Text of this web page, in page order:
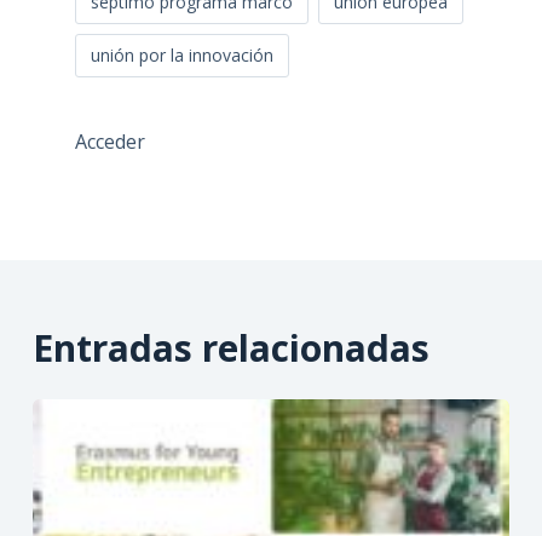
unión por la innovación
Acceder
Entradas relacionadas